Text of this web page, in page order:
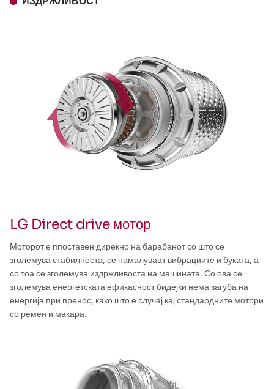
LG Direct drive мотор
Моторот е ппоставен дирекно на барабанот со што се
зголемува стабилноста, се намалуваат вибрациите и буката, а
со тоа се зголемува издржливоста на машината. Со ова се
зголемува енергетската ефикасност бидејќи нема загуба на
енергија при пренос, како што е случај кај стандардните мотори
со ремен и макара.